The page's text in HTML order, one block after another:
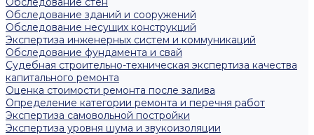
Обследование зданий и сооружений
Обследование несущих конструкций
Экспертиза инженерных систем и коммуникаций
Обследование фундамента и свай
Судебная строительно-техническая экспертиза качества
капитального ремонта
Оценка стоимости ремонта после залива
Определение категории ремонта и перечня работ
Экспертиза самовольной постройки
Экспертиза уровня шума и звукоизоляции